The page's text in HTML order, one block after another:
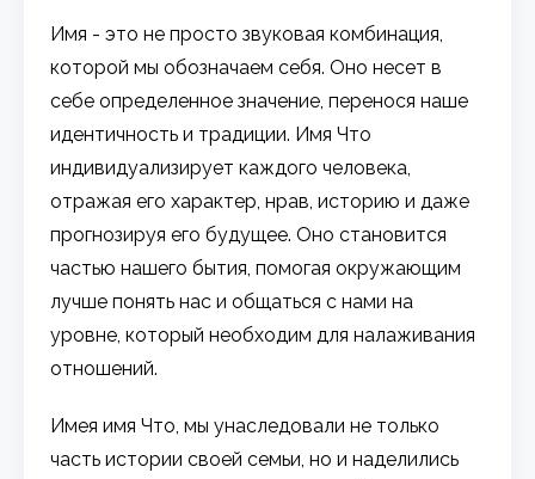
Имя - это не просто звуковая комбинация,
которой мы обозначаем себя. Оно несет в
себе определенное значение, перенося наше
идентичность и традиции. Имя Что
индивидуализирует каждого человека,
отражая его характер, нрав, историю и даже
прогнозируя его будущее. Оно становится
частью нашего бытия, помогая окружающим
лучше понять нас и общаться с нами на
уровне, который необходим для налаживания
отношений.
Имея имя Что, мы унаследовали не только
часть истории своей семьи, но и наделились